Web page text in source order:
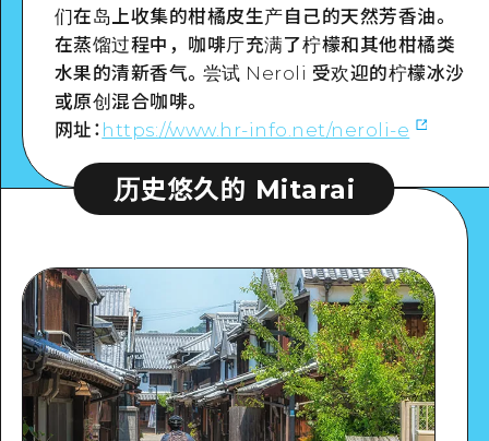
们在岛上收集的柑橘皮生产自己的天然芳香油。
在蒸馏过程中，咖啡厅充满了柠檬和其他柑橘类
水果的清新香气。尝试 Neroli 受欢迎的柠檬冰沙
或原创混合咖啡。
网址： https://www.hr-info.net/neroli-e
历史悠久的 Mitarai